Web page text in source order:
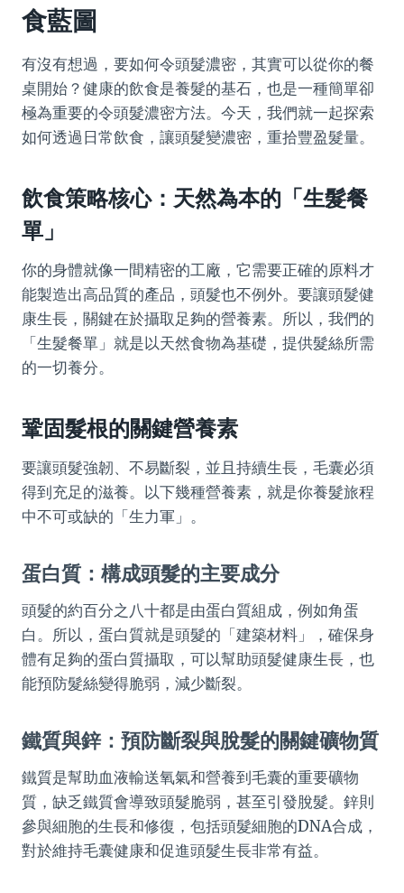
食藍圖
有沒有想過，要如何令頭髮濃密，其實可以從你的餐
桌開始？健康的飲食是養髮的基石，也是一種簡單卻
極為重要的令頭髮濃密方法。今天，我們就一起探索
如何透過日常飲食，讓頭髮變濃密，重拾豐盈髮量。
飲食策略核心：天然為本的「生髮餐
單」
你的身體就像一間精密的工廠，它需要正確的原料才
能製造出高品質的產品，頭髮也不例外。要讓頭髮健
康生長，關鍵在於攝取足夠的營養素。所以，我們的
「生髮餐單」就是以天然食物為基礎，提供髮絲所需
的一切養分。
鞏固髮根的關鍵營養素
要讓頭髮強韌、不易斷裂，並且持續生長，毛囊必須
得到充足的滋養。以下幾種營養素，就是你養髮旅程
中不可或缺的「生力軍」。
蛋白質：構成頭髮的主要成分
頭髮的約百分之八十都是由蛋白質組成，例如角蛋
白。所以，蛋白質就是頭髮的「建築材料」，確保身
體有足夠的蛋白質攝取，可以幫助頭髮健康生長，也
能預防髮絲變得脆弱，減少斷裂。
鐵質與鋅：預防斷裂與脫髮的關鍵礦物質
鐵質是幫助血液輸送氧氣和營養到毛囊的重要礦物
質，缺乏鐵質會導致頭髮脆弱，甚至引發脫髮。鋅則
參與細胞的生長和修復，包括頭髮細胞的DNA合成，
對於維持毛囊健康和促進頭髮生長非常有益。